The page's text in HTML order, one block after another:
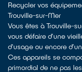
Recycler vos
Trouville-sur-Mer
Vous êtes à Trouville-
vous défaire d’une
d'usage ou encore
Ces appareils se
primordial de ne pas